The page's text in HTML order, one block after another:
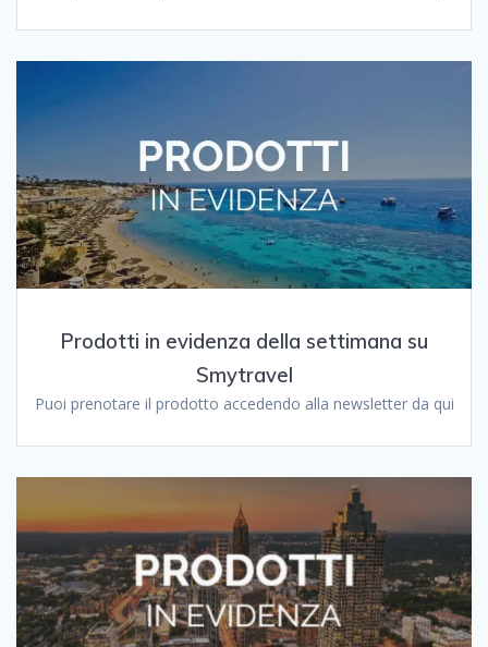
Prodotti in evidenza della settimana su
Smytravel
Puoi prenotare il prodotto accedendo alla newsletter da qui